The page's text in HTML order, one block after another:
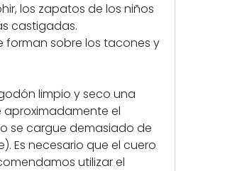
los zapatos de los niños
castigadas.
forman sobre los tacones y
limpio y seco una
aproximadamente el
se cargue demasiado de
Es necesario que el cuero
utilizar el